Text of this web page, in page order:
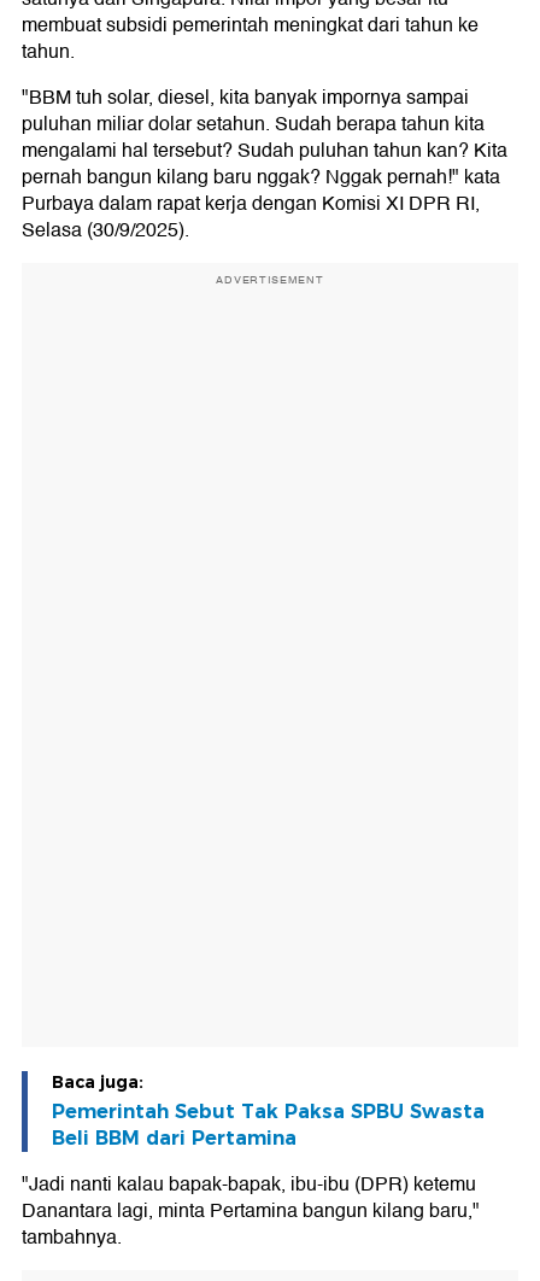
membuat subsidi pemerintah meningkat dari tahun ke
tahun.
"BBM tuh solar, diesel, kita banyak impornya sampai
puluhan miliar dolar setahun. Sudah berapa tahun kita
mengalami hal tersebut? Sudah puluhan tahun kan? Kita
pernah bangun kilang baru nggak? Nggak pernah!" kata
Purbaya dalam rapat kerja dengan Komisi XI DPR RI,
Selasa (30/9/2025).
ADVERTISEMENT
Baca juga:
Pemerintah Sebut Tak Paksa SPBU Swasta
Beli BBM dari Pertamina
"Jadi nanti kalau bapak-bapak, ibu-ibu (DPR) ketemu
Danantara lagi, minta Pertamina bangun kilang baru,"
tambahnya.